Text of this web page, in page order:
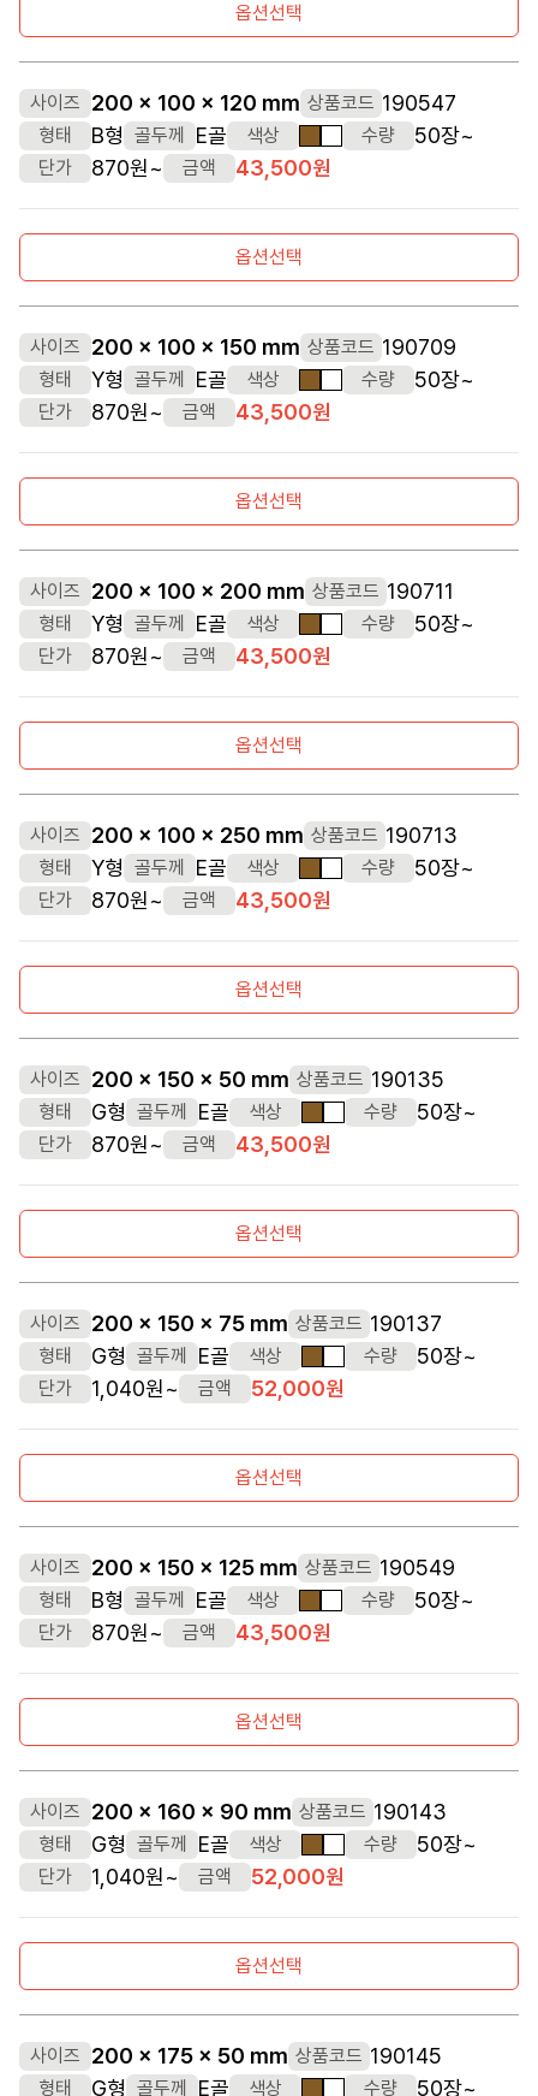
옵션선택
사이즈 200 x 100 x 120 mm 상품코드 190547
형태 B형 골두께 E골 색상 갈색
흰색 수량 50장~
단가 870원~ 금액 43,500원
옵션선택
사이즈 200 x 100 x 150 mm 상품코드 190709
형태 Y형 골두께 E골 색상 갈색
흰색 수량 50장~
단가 870원~ 금액 43,500원
옵션선택
사이즈 200 x 100 x 200 mm 상품코드 190711
형태 Y형 골두께 E골 색상 갈색
흰색 수량 50장~
단가 870원~ 금액 43,500원
옵션선택
사이즈 200 x 100 x 250 mm 상품코드 190713
형태 Y형 골두께 E골 색상 갈색
흰색 수량 50장~
단가 870원~ 금액 43,500원
옵션선택
사이즈 200 x 150 x 50 mm 상품코드 190135
형태 G형 골두께 E골 색상 갈색
흰색 수량 50장~
단가 870원~ 금액 43,500원
옵션선택
사이즈 200 x 150 x 75 mm 상품코드 190137
형태 G형 골두께 E골 색상 갈색
흰색 수량 50장~
단가 1,040원~ 금액 52,000원
옵션선택
사이즈 200 x 150 x 125 mm 상품코드 190549
형태 B형 골두께 E골 색상 갈색
흰색 수량 50장~
단가 870원~ 금액 43,500원
옵션선택
사이즈 200 x 160 x 90 mm 상품코드 190143
형태 G형 골두께 E골 색상 갈색
흰색 수량 50장~
단가 1,040원~ 금액 52,000원
옵션선택
사이즈 200 x 175 x 50 mm 상품코드 190145
형태 G형 골두께 E골 색상 수량 50장~